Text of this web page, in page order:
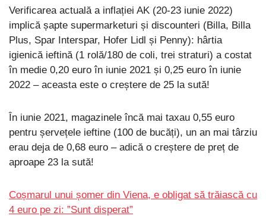
Verificarea actuală a inflației AK (20-23 iunie 2022)
implică șapte supermarketuri și discounteri (Billa, Billa
Plus, Spar Interspar, Hofer Lidl și Penny): hârtia
igienică ieftină (1 rolă/180 de coli, trei straturi) a costat
în medie 0,20 euro în iunie 2021 și 0,25 euro în iunie
2022 – aceasta este o creștere de 25 la sută!
În iunie 2021, magazinele încă mai taxau 0,55 euro
pentru șervețele ieftine (100 de bucăți), un an mai târziu
erau deja de 0,68 euro – adică o creștere de preț de
aproape 23 la sută!
Coșmarul unui șomer din Viena, e obligat să trăiască cu
4 euro pe zi: ”Sunt disperat”